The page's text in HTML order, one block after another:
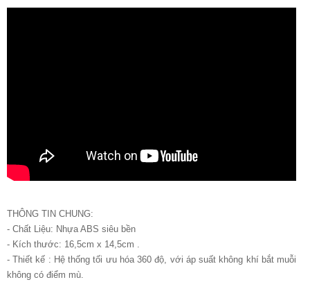
THÔNG TIN CHUNG:
- Chất Liệu: Nhựa ABS siêu bền
- Kích thước: 16,5cm x 14,5cm .
- Thiết kế : Hệ thống tối ưu hóa 360 độ, với áp suất không khí bắt muỗi
không có điểm mù.